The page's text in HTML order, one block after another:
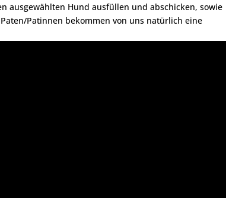
ausgewählten Hund ausfüllen und abschicken, sowie
Patinnen bekommen von uns natürlich eine